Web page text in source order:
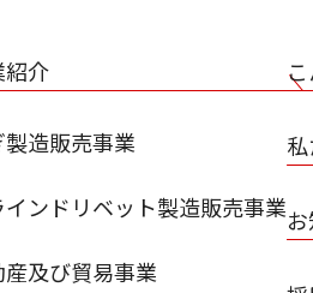
介
製造販売事業
インドリベット製造販売事業
及び貿易事業